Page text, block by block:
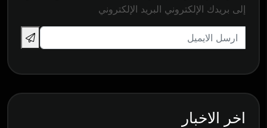
إلى بريدك الإلكتروني البريد الإلكتروني
اخر الاخبار